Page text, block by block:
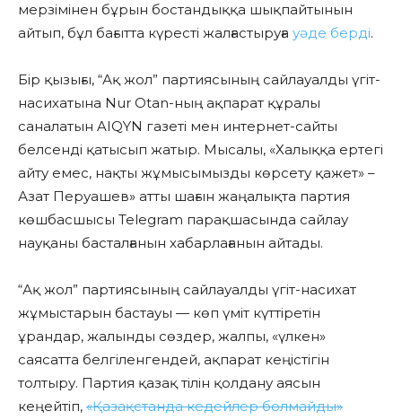
мерзімінен бұрын бостандыққа шықпайтынын
айтып, бұл бағытта күресті жалғастыруға уәде берді.
Бір қызығы, “Ақ жол” партиясының сайлауалды үгіт-
насихатына Nur Otan-ның ақпарат құралы
саналатын AIQYN газеті мен интернет-сайты
белсенді қатысып жатыр. Мысалы, «Халыққа ертегі
айту емес, нақты жұмысымызды көрсету қажет» –
Азат Перуашев» атты шағын жаңалықта партия
көшбасшысы Telegram парақшасында сайлау
науқаны басталғанын хабарлағанын айтады.
“Ақ жол” партиясының сайлауалды үгіт-насихат
жұмыстарын бастауы — көп үміт күттіретін
ұрандар, жалынды сөздер, жалпы, «үлкен»
саясатта белгіленгендей, ақпарат кеңістігін
толтыру. Партия қазақ тілін қолдану аясын
кеңейтіп, «Қазақстанда кедейлер болмайды»